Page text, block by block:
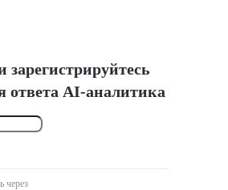
зарегистрируйтесь
ответа AI-аналитика
через